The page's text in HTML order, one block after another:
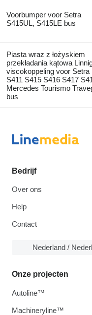
Voorbumper voor Setra
S415UL, S415LE bus
Piasta wraz z łożyskiem
przekładania kątowa
viscokoppeling voor Setra
S411 S415 S416 S417
Mercedes Tourismo
bus
Bedrijf
Over ons
Help
Contact
Nederland /
Onze projecten
Autoline™
Machineryline™